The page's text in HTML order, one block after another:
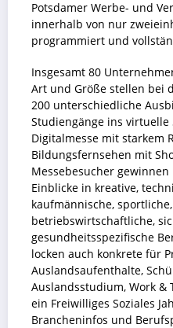
Potsdamer Werbe- und
innerhalb von nur
programmiert und
Insgesamt 80
Art und Größe stellen bei
200 unterschiedliche
Studiengänge ins virtuelle
Digitalmesse mit starkem
Bildungsfernsehen mit
Messebesucher
Einblicke in kreative,
kaufmännische,
betriebswirtschaftliche,
gesundheitsspezifische
locken auch konkrete für
Auslandsaufenthalte,
Auslandsstudium, Work &
ein Freiwilliges Soziales
Brancheninfos und